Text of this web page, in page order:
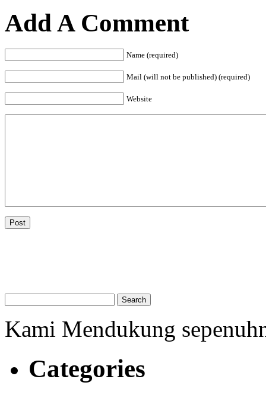
Add A Comment
Name (required)
Mail (will not be published) (required)
Website
Kami Mendukung
Categories